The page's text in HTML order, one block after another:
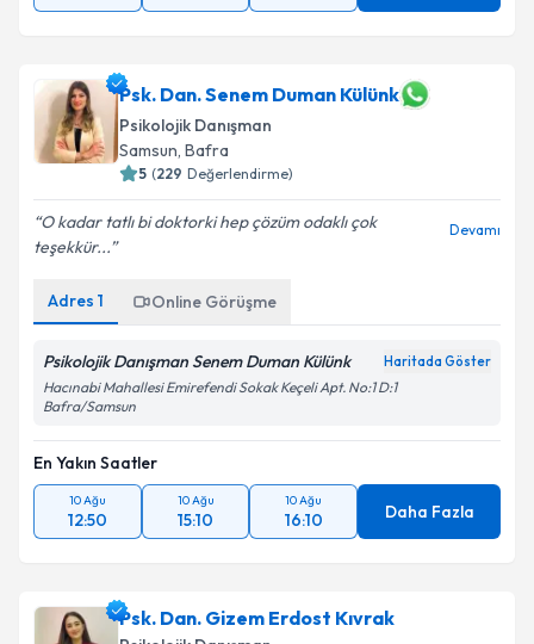
Psk. Dan. Senem Duman Külünk
Psikolojik Danışman
Samsun, Bafra
5 (229 Değerlendirme)
O kadar tatlı bi doktorki hep çözüm odaklı çok
teşekkür...
Devamı
Adres 1 Online Görüşme
Psikolojik Danışman Senem Duman Külünk Haritada Göster
Hacınabi Mahallesi Emirefendi Sokak Keçeli Apt. No:1 D:1
Bafra/Samsun
En Yakın Saatler
10 Ağu
12:50
10 Ağu
15:10
10 Ağu
16:10 Daha Fazla
Psk. Dan. Gizem Erdost Kıvrak